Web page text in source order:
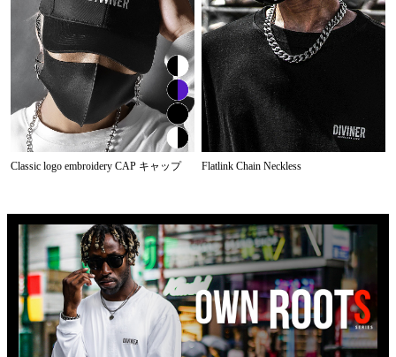
Classic logo embroidery CAP キャップ Flatlink Chain Neckless